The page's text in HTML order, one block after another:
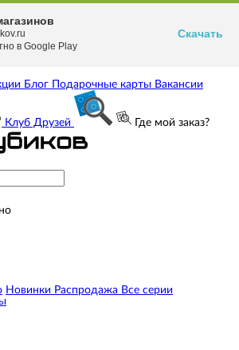
Блог Подарочные карты Вакансии
Клуб Друзей Где мой заказ?
Новинки Распродажа Все серии
в Google Play
Скачать